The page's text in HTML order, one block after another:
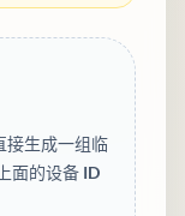
接生成一组临
面的设备 ID